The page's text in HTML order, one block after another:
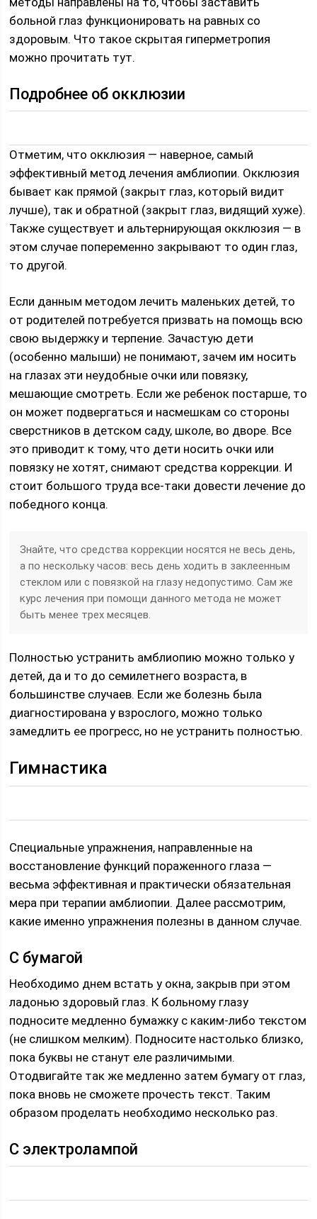
больной глаз функционировать на равных со
здоровым. Что такое скрытая гиперметропия
можно прочитать тут.
Подробнее об окклюзии
Отметим, что окклюзия — наверное, самый
эффективный метод лечения амблиопии. Окклюзия
бывает как прямой (закрыт глаз, который видит
лучше), так и обратной (закрыт глаз, видящий хуже).
Также существует и альтернирующая окклюзия — в
этом случае попеременно закрывают то один глаз,
то другой.
Если данным методом лечить маленьких детей, то
от родителей потребуется призвать на помощь всю
свою выдержку и терпение. Зачастую дети
(особенно малыши) не понимают, зачем им носить
на глазах эти неудобные очки или повязку,
мешающие смотреть. Если же ребенок постарше, то
он может подвергаться и насмешкам со стороны
сверстников в детском саду, школе, во дворе. Все
это приводит к тому, что дети носить очки или
повязку не хотят, снимают средства коррекции. И
стоит большого труда все-таки довести лечение до
победного конца.
Знайте, что средства коррекции носятся не весь день,
а по нескольку часов: весь день ходить в заклеенным
стеклом или с повязкой на глазу недопустимо. Сам же
курс лечения при помощи данного метода не может
быть менее трех месяцев.
Полностью устранить амблиопию можно только у
детей, да и то до семилетнего возраста, в
большинстве случаев. Если же болезнь была
диагностирована у взрослого, можно только
замедлить ее прогресс, но не устранить полностью.
Гимнастика
Специальные упражнения, направленные на
восстановление функций пораженного глаза —
весьма эффективная и практически обязательная
мера при терапии амблиопии. Далее рассмотрим,
какие именно упражнения полезны в данном случае.
С бумагой
Необходимо днем встать у окна, закрыв при этом
ладонью здоровый глаз. К больному глазу
подносите медленно бумажку с каким-либо текстом
(не слишком мелким). Подносите настолько близко,
пока буквы не станут еле различимыми.
Отодвигайте так же медленно затем бумагу от глаз,
пока вновь не сможете прочесть текст. Таким
образом проделать необходимо несколько раз.
С электролампой